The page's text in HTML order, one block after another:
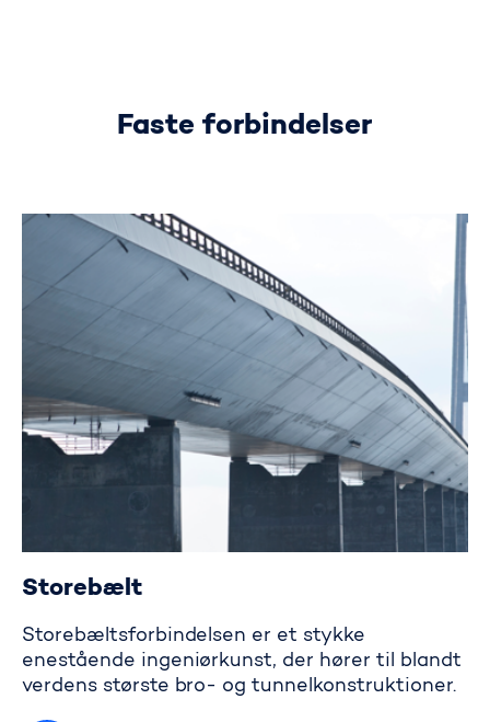
Faste forbindelser
Storebælt
Storebæltsforbindelsen er et stykke
enestående ingeniørkunst‚ der hører til blandt
verdens største bro- og tunnelkonstruktioner.